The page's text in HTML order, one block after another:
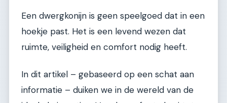
Een dwergkonijn is geen speelgoed dat in een
hoekje past. Het is een levend wezen dat
ruimte, veiligheid en comfort nodig heeft.
In dit artikel – gebaseerd op een schat aan
informatie – duiken we in de wereld van de